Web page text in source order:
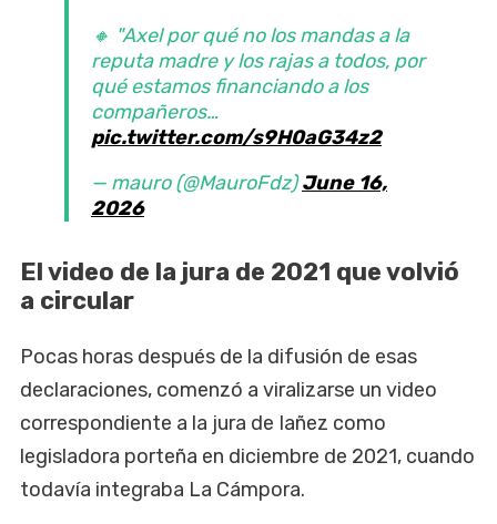
🔸 "Axel por qué no los mandas a la
reputa madre y los rajas a todos, por
qué estamos financiando a los
compañeros…
pic.twitter.com/s9H0aG34z2
— mauro (@MauroFdz)June 16,
2026
El video de la jura de 2021 que volvió
a circular
Pocas horas después de la difusión de esas
declaraciones, comenzó a viralizarse un video
correspondiente a la jura de Iañez como
legisladora porteña en diciembre de 2021, cuando
todavía integraba La Cámpora.